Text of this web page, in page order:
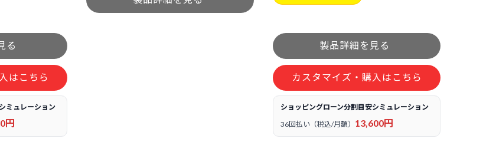
はこちら
ミュレーション
円
カスタマイズ・購入はこちら
ショッピングローン分割目安シミュレーション
36回払い（税込/月額） 13,600円